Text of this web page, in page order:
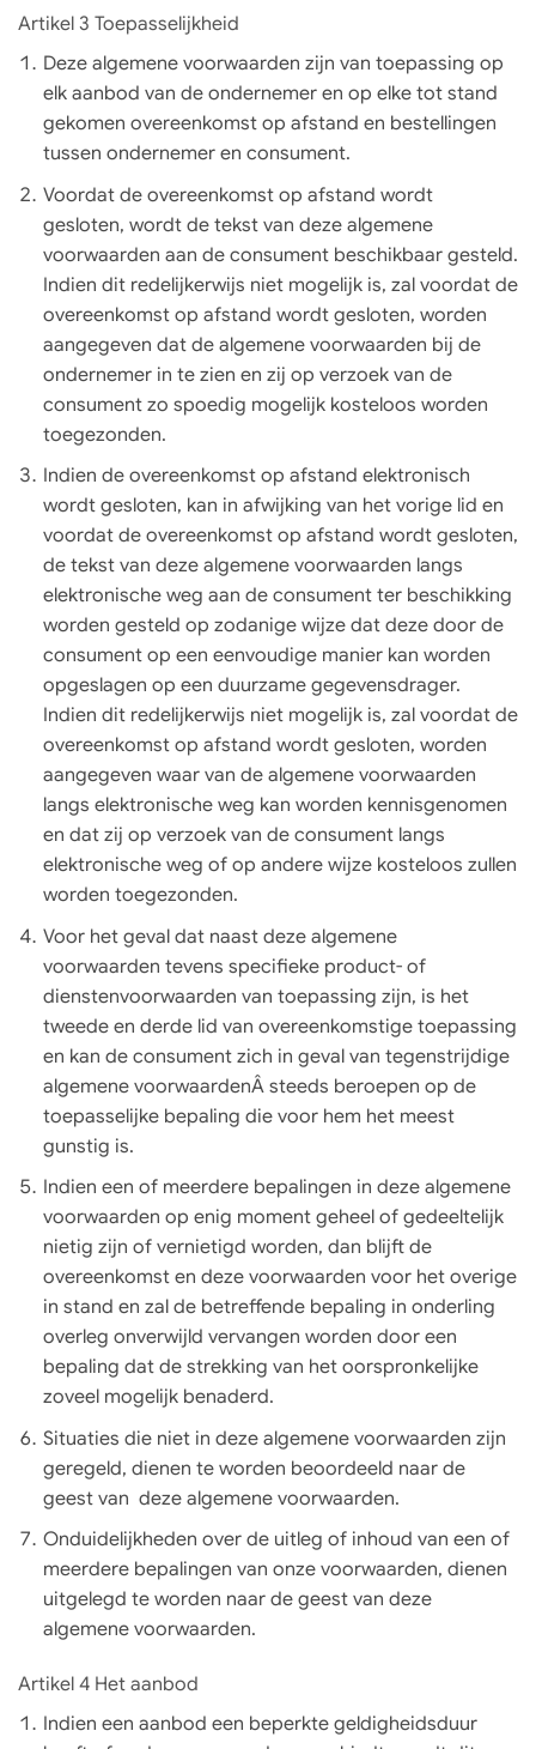
Artikel 3 Toepasselijkheid
Deze algemene voorwaarden zijn van toepassing op
elk aanbod van de ondernemer en op elke tot stand
gekomen overeenkomst op afstand en bestellingen
tussen ondernemer en consument.
Voordat de overeenkomst op afstand wordt
gesloten, wordt de tekst van deze algemene
voorwaarden aan de consument beschikbaar gesteld.
Indien dit redelijkerwijs niet mogelijk is, zal voordat de
overeenkomst op afstand wordt gesloten, worden
aangegeven dat de algemene voorwaarden bij de
ondernemer in te zien en zij op verzoek van de
consument zo spoedig mogelijk kosteloos worden
toegezonden.
Indien de overeenkomst op afstand elektronisch
wordt gesloten, kan in afwijking van het vorige lid en
voordat de overeenkomst op afstand wordt gesloten,
de tekst van deze algemene voorwaarden langs
elektronische weg aan de consument ter beschikking
worden gesteld op zodanige wijze dat deze door de
consument op een eenvoudige manier kan worden
opgeslagen op een duurzame gegevensdrager.
Indien dit redelijkerwijs niet mogelijk is, zal voordat de
overeenkomst op afstand wordt gesloten, worden
aangegeven waar van de algemene voorwaarden
langs elektronische weg kan worden kennisgenomen
en dat zij op verzoek van de consument langs
elektronische weg of op andere wijze kosteloos zullen
worden toegezonden.
Voor het geval dat naast deze algemene
voorwaarden tevens specifieke product- of
dienstenvoorwaarden van toepassing zijn, is het
tweede en derde lid van overeenkomstige toepassing
en kan de consument zich in geval van tegenstrijdige
algemene voorwaardenÂ steeds beroepen op de
toepasselijke bepaling die voor hem het meest
gunstig is.
Indien een of meerdere bepalingen in deze algemene
voorwaarden op enig moment geheel of gedeeltelijk
nietig zijn of vernietigd worden, dan blijft de
overeenkomst en deze voorwaarden voor het overige
in stand en zal de betreffende bepaling in onderling
overleg onverwijld vervangen worden door een
bepaling dat de strekking van het oorspronkelijke
zoveel mogelijk benaderd.
Situaties die niet in deze algemene voorwaarden zijn
geregeld, dienen te worden beoordeeld naar de
geest van deze algemene voorwaarden.
Onduidelijkheden over de uitleg of inhoud van een of
meerdere bepalingen van onze voorwaarden, dienen
uitgelegd te worden naar de geest van deze
algemene voorwaarden.
Artikel 4 Het aanbod
Indien een aanbod een beperkte geldigheidsduur